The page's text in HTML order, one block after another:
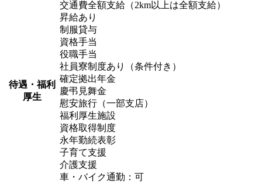
待遇・福利
厚生
交通費全額支給（2km以上は全額支給）
昇給あり
制服貸与
資格手当
役職手当
社員寮制度あり（条件付き）
確定拠出年金
慶弔見舞金
慰安旅行（一部支店）
福利厚生施設
資格取得制度
永年勤続表彰
子育て支援
介護支援
車・バイク通勤：可